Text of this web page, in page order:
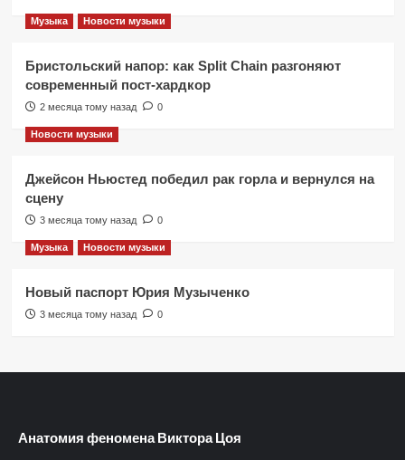
Музыка Новости музыки
Бристольский напор: как Split Chain разгоняют
современный пост-хардкор
2 месяца тому назад 0
Новости музыки
Джейсон Ньюстед победил рак горла и вернулся на
сцену
3 месяца тому назад 0
Музыка Новости музыки
Новый паспорт Юрия Музыченко
3 месяца тому назад 0
Анатомия феномена Виктора Цоя